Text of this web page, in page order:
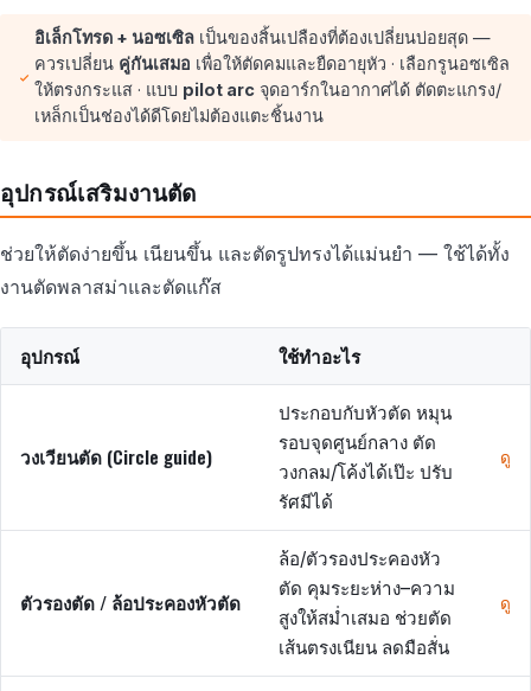
อิเล็กโทรด + นอซเซิลเป็นของสิ้นเปลืองที่ต้องเปลี่ยนบ่อยสุด —
ควรเปลี่ยน คู่กันเสมอ เพื่อให้ตัดคมและยืดอายุหัว · เลือกรูนอซเซิล
ให้ตรงกระแส · แบบ pilot arcจุดอาร์กในอากาศได้ ตัดตะแกรง/
เหล็กเป็นช่องได้ดีโดยไม่ต้องแตะชิ้นงาน
อุปกรณ์เสริมงานตัด
ช่วยให้ตัดง่ายขึ้น เนียนขึ้น และตัดรูปทรงได้แม่นยำ — ใช้ได้ทั้ง
งานตัดพลาสม่าและตัดแก๊ส
อุปกรณ์ ใช้ทำอะไร
วงเวียนตัด (Circle guide)
ประกอบกับหัวตัด หมุน
รอบจุดศูนย์กลาง ตัด
วงกลม/โค้งได้เป๊ะ ปรับ
รัศมีได้
ดู
ตัวรองตัด / ล้อประคองหัวตัด
ล้อ/ตัวรองประคองหัว
ตัด คุมระยะห่าง–ความ
สูงให้สม่ำเสมอ ช่วยตัด
เส้นตรงเนียน ลดมือสั่น
ดู